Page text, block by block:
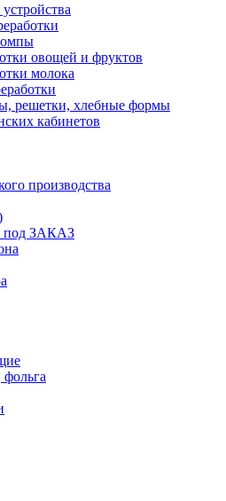
овощей и фруктов
молока
решетки, хлебные формы
кабинетов
производства
под ЗАКАЗ